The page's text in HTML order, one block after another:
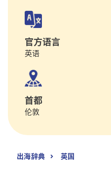
官方语言
英语
首都
伦敦
出海辞典 英国